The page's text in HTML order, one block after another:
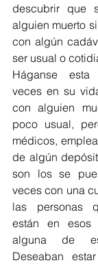
descubrir que
alguien muerto
con algún
ser usual o
Háganse esta
veces en su
con alguien
poco usual,
médicos,
de algún
son los se
veces con una
las personas
están en
alguna de
Deseaban